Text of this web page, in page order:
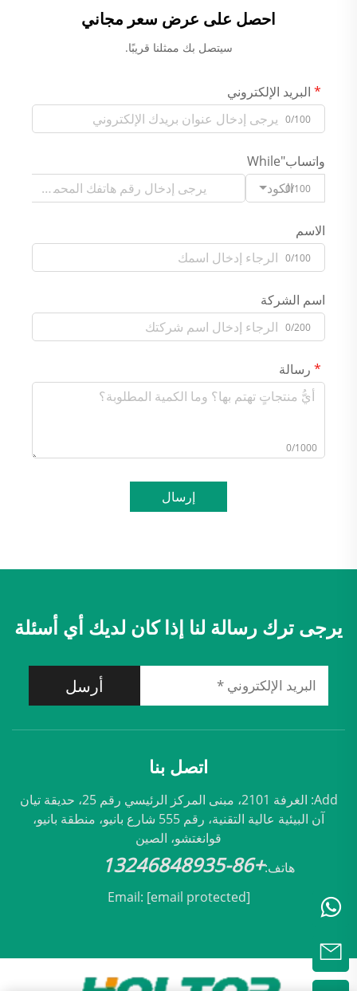
احصل على عرض سعر مجاني
سيتصل بك ممثلنا قريبًا.
البريد الإلكتروني
0/100
واتساب"While
الكود0/100
الاسم
0/100
اسم الشركة
0/200
رسالة
0/1000
إرسال
يرجى ترك رسالة لنا إذا كان لديك أي أسئلة
أرسل
اتصل بنا
Add: الغرفة 2101، مبنى المركز الرئيسي رقم 25، حديقة تيان
آن البيئية عالية التقنية، رقم 555 شارع بانيو، منطقة بانيو،
قوانغتشو، الصين
هاتف:+86-13246848935
Email: [email protected]